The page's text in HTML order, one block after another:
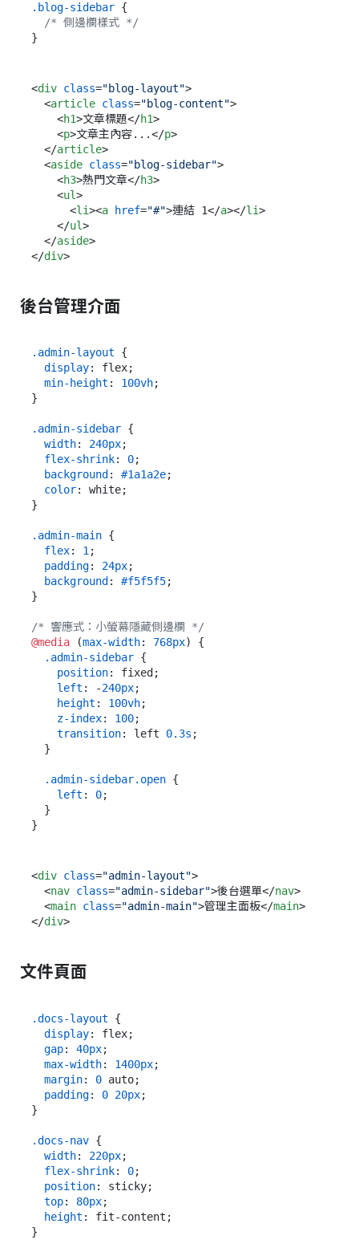
.blog-sidebar {
/* 側邊欄樣式 */
<div class="blog-layout">
<article class="blog-content">
<h1>文章標題</h1>
<p>文章主內容...</p>
</article>
<aside class="blog-sidebar">
<h3>熱門文章</h3>
<ul>
<li><a href="#">連結 1</a></li>
</ul>
</aside>
</div>
後台管理介面
.admin-layout {
display: flex;
min-height : 100vh;
}
.admin-sidebar {
width: 240px;
flex-shrink: 0;
background : #1a1a2e;
color: white;
}
.admin-main {
flex: 1;
padding: 24px;
background : #f5f5f5;
}
/* 響應式：小螢幕隱藏側邊欄 */
@media (max-width: 768px) {
.admin-sidebar {
position: fixed;
left : -240px;
height : 100vh;
z-index: 100;
transition: left 0.3s ;
.admin-sidebar.open {
left : 0;
<div class="admin-layout">
<nav class="admin-sidebar">後台選單</nav>
<main class="admin-main">管理主面板</main>
</div>
文件頁面
.docs-layout {
display: flex;
gap: 40px;
max-width: 1400px;
margin: 0 auto;
padding: 0 20px;
}
.docs-nav {
width: 220px;
flex-shrink: 0;
position: sticky;
top: 80px;
height : fit-content;
}